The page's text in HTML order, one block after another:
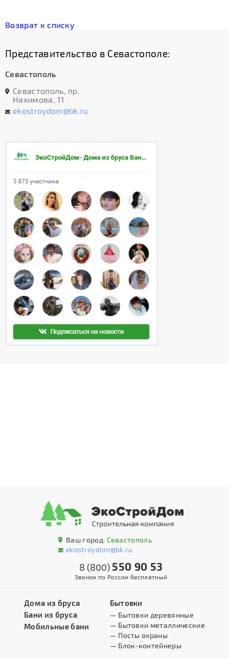
Возврат к списку
Представительство в Севастополе:
Севастополь
Севастополь, пр.
Нахимова, 11
ekostroydom@bk.ru
Ваш город: Севастополь
ekostroydom@bk.ru
8 (800) 550 90 53
Звонок по России бесплатный
Дома из бруса
Бани из бруса
Мобильные бани
Бытовки
— Бытовки деревянные
— Бытовки металлические
— Посты охраны
— Блок-контейнеры